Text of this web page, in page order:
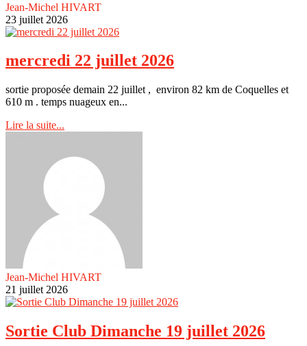
Jean-Michel HIVART
23 juillet 2026
mercredi 22 juillet 2026
sortie proposée demain 22 juillet , environ 82 km de Coquelles et
610 m . temps nuageux en...
Lire la suite...
Jean-Michel HIVART
21 juillet 2026
Sortie Club Dimanche 19 juillet 2026